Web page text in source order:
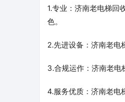
1.专业：济南老电梯回
色。
2.先进设备：济南老电
3.合规运作：济南老电
4.服务优质：济南老电